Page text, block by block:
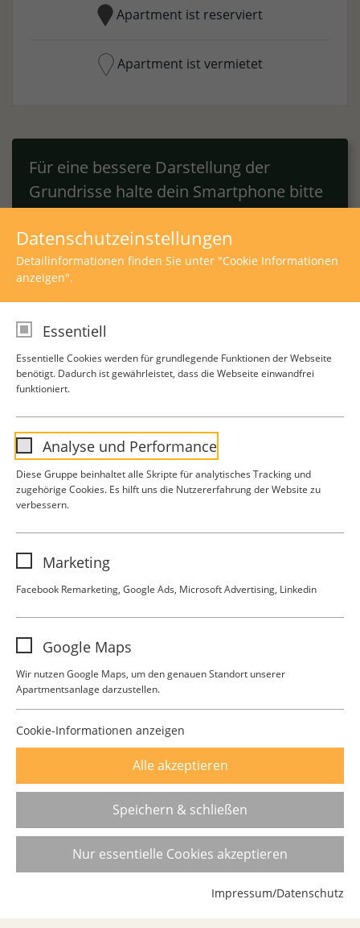
Apartment ist reserviert
Apartment ist vermietet
Für eine bessere Darstellung der
Grundrisse halte dein Smartphone bitte
quer.
1. OBERGESCHOSS
2. OBERGESCHOSS
3. OBERGESCHOSS
4. OBERGESCHOSS
6. OBERGESCHOSS
Campus Living Darmstadt
Datenschutz
Datenschutzeinstellungen
Detailinformationen finden Sie unter "Cookie Informationen
anzeigen".
Essentiell
Essentielle Cookies werden für grundlegende Funktionen der Webseite
benötigt. Dadurch ist gewährleistet, dass die Webseite einwandfrei
funktioniert.
Analyse und Performance
Diese Gruppe beinhaltet alle Skripte für analytisches Tracking und
zugehörige Cookies. Es hilft uns die Nutzererfahrung der Website zu
verbessern.
Google Analytics
Zweck
Diese Gruppe beinhaltet alle Skripte für
Cookies. Es hilft uns die Nutzererfahrung
Marketing
Facebook Remarketing, Google Ads, Microsoft Advertising, Linkedin
Anbieter Facebook
Laufzeit 1 Jahr
Zweck Facebook Pixel Remarketing
Google Maps
Wir nutzen Google Maps, um den genauen Standort unserer
Apartmentsanlage darzustellen.
Cookie-Informationen anzeigen
Nur essentielle Cookies akzeptieren
Speichern & schließen
Alle akzeptieren
Impressum/Datenschutz